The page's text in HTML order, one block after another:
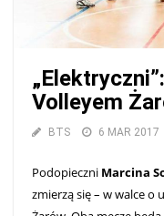
Volleyem
BTS 6 MAR 2017
Podopieczni Marcina
zmierzą się – w walce o